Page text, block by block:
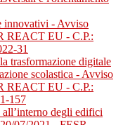
innovativi - Avviso
REACT EU - C.P.:
31
trasformazione digitale
scolastica - Avviso
REACT EU - C.P.:
157
degli edifici